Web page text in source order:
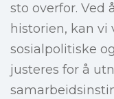
sto overfor. Ved
historien, kan vi
sosialpolitiske
justeres for å